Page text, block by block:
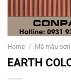
Home / Mã màu
EARTH